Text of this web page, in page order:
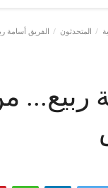
المتحدثون الفريق أسامة
ربيع...